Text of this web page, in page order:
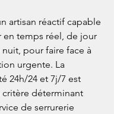
artisan réactif capable
en temps réel, de jour
pour faire face à
urgente. La
24h/24 et 7j/7 est
critère déterminant
de serrurerie